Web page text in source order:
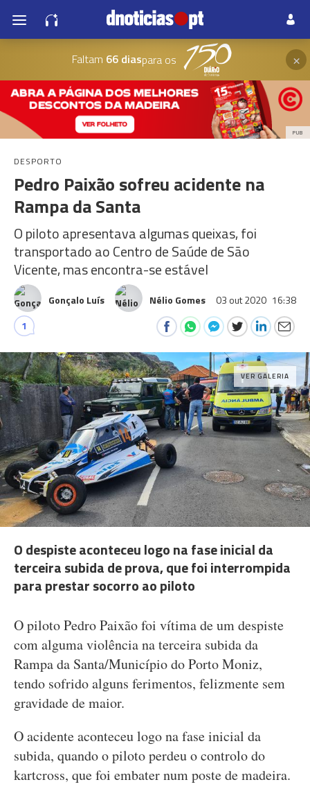
Faltam 66 diaspara os ×
PUB
DESPORTO
Pedro Paixão sofreu acidente na
Rampa da Santa
O piloto apresentava algumas queixas, foi
transportado ao Centro de Saúde de São
Vicente, mas encontra-se estável
Gonçalo Luís Nélio Gomes 03 out 2020 16:38
1
VER GALERIA
O despiste aconteceu logo na fase inicial da
terceira subida de prova, que foi interrompida
para prestar socorro ao piloto
O piloto Pedro Paixão foi vítima de um despiste
com alguma violência na terceira subida da
Rampa da Santa/Município do Porto Moniz,
tendo sofrido alguns ferimentos, felizmente sem
gravidade de maior.
O acidente aconteceu logo na fase inicial da
subida, quando o piloto perdeu o controlo do
kartcross, que foi embater num poste de madeira.